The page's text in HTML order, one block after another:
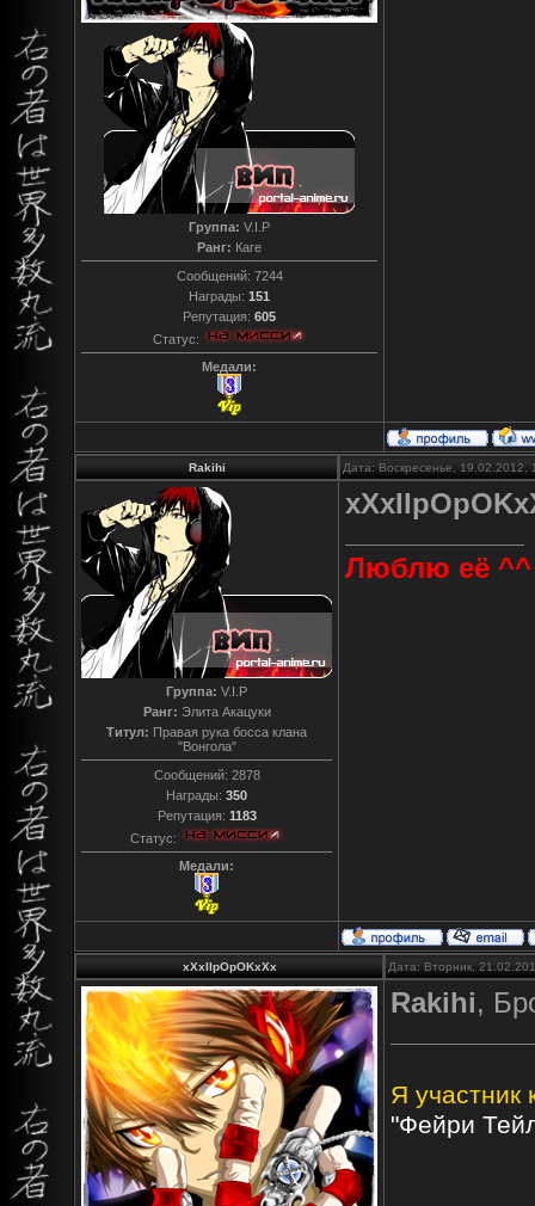
Группа: V.I.P
Ранг: Каге
Сообщений: 7244
Награды: 151
Репутация: 605
Статус:
Медали:
Rakihi Дата: Воскресенье,
Группа: V.I.P
Ранг: Элита Акацуки
Титул: Правая рука босса клана
"Вонгола"
Сообщений: 2878
Награды: 350
Репутация: 1183
Статус:
Медали:
Люблю её ^^
xXxIIpOpOKxXx Дата: Вторник,
Rakihi,
Я участник
"Фейри